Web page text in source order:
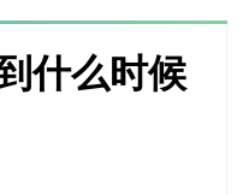
什么时候